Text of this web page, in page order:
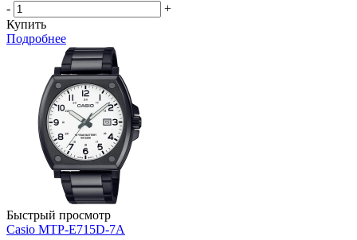
-
+
Купить
Подробнее
Быстрый просмотр
Casio MTP-E715D-7A